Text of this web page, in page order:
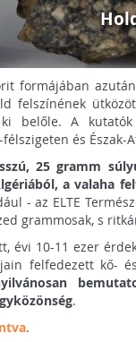
formájában
felszínének
belőle. A
és
25 gramm
a valaha
- az ELTE
grammosak, s
évi 10-11 ezer
felfedezett kő-
.
.